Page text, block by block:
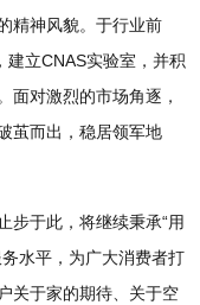
精神风貌。于行业前
建立CNAS实验室，并积
面对激烈的市场角逐，
茧而出，稳居领军地
步于此，将继续秉承“用
水平，为广大消费者打
关于家的期待、关于空